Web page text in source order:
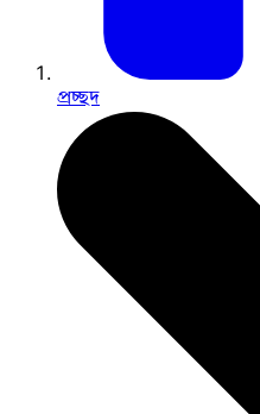
প্রচ্ছদ